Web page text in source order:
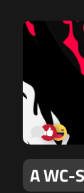
A WC-